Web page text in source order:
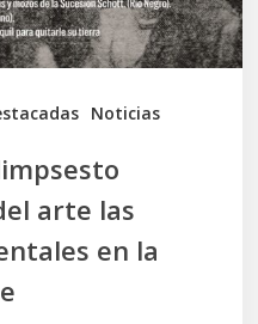
Noticias
arte las
en la